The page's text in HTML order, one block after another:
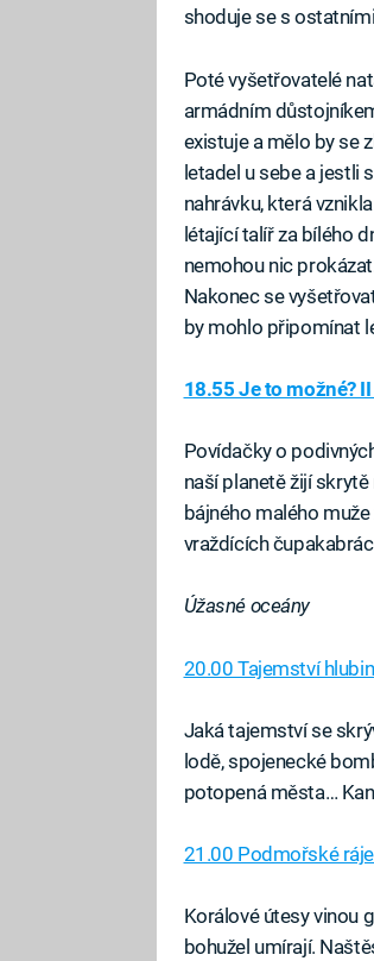
shoduje se s
Poté vyšetřovatelé
armádním
existuje a mělo by se
letadel u sebe a jestli
nahrávku, která
létající talíř za bílého
nemohou nic
Nakonec se
by mohlo připomínat
18.55 Je to možné?
Povídačky o
naší planetě žijí
bájného malého
vraždících
Úžasné oceány
20.00 Tajemství
Jaká tajemství se
lodě, spojenecké
potopená města…
21.00 Podmořské
Korálové útesy vinou
bohužel umírají.